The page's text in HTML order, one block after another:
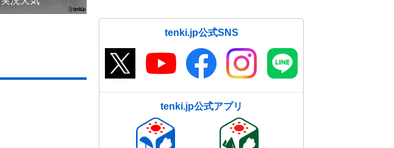
tenki.jp公式SNS
tenki.jp公式アプリ